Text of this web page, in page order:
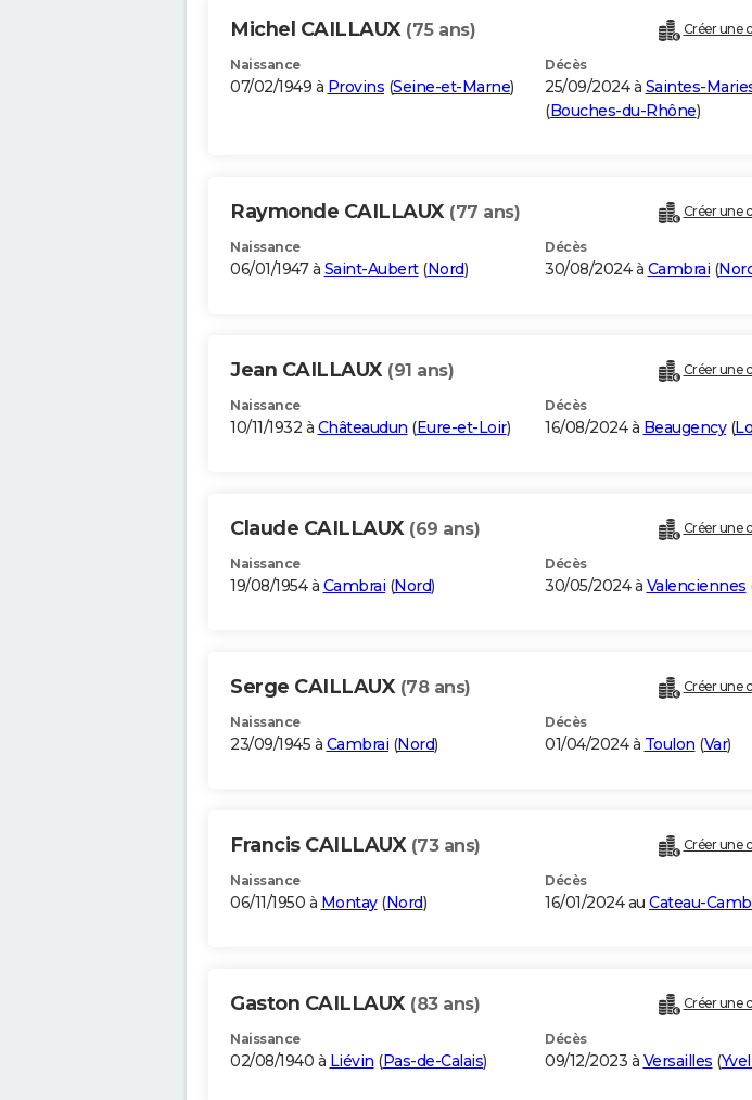
Michel CAILLAUX (75 ans) Créer une
Naissance
07/02/1949 à Provins (Seine-et-Marne)
Décès
25/09/2024 à Saintes-
(Bouches-du-Rhône)
Raymonde CAILLAUX (77 ans) Créer une
Naissance
06/01/1947 à Saint-Aubert(Nord)
Décès
30/08/2024 à Cambrai (
Jean CAILLAUX (91 ans) Créer une
Naissance
10/11/1932 à Châteaudun (Eure-et-Loir)
Décès
16/08/2024 à Beaugency(
Claude CAILLAUX (69 ans) Créer une
Naissance
19/08/1954 à Cambrai (Nord)
Décès
30/05/2024 à Valenciennes
Serge CAILLAUX (78 ans) Créer une
Naissance
23/09/1945 à Cambrai (Nord)
Décès
01/04/2024 à Toulon (Var)
Francis CAILLAUX (73 ans) Créer une
Naissance
06/11/1950 à Montay(Nord)
Décès
16/01/2024 au Cateau-
Gaston CAILLAUX (83 ans) Créer une
Naissance
02/08/1940 à Liévin (Pas-de-Calais)
Décès
09/12/2023 à Versailles (